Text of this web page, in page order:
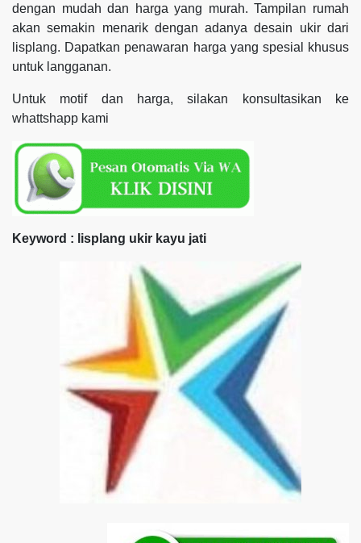
dengan mudah dan harga yang murah. Tampilan rumah
akan semakin menarik dengan adanya desain ukir dari
lisplang. Dapatkan penawaran harga yang spesial khusus
untuk langganan.
Untuk motif dan harga, silakan konsultasikan ke
whattshapp kami
Keyword : lisplang ukir kayu jati